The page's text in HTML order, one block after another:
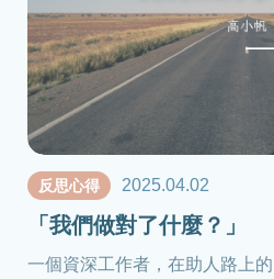
反思心得 2025.04.02
「我們做對了什麼？」
一個資深工作者，在助人路上